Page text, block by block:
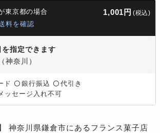
東京都の場合 1,001円 (税込)
料を確認
指定できます
神奈川）
ド 〇 銀行振込 〇 代引き
ッセージ入れ不可
神奈川県鎌倉市にあるフランス菓子店